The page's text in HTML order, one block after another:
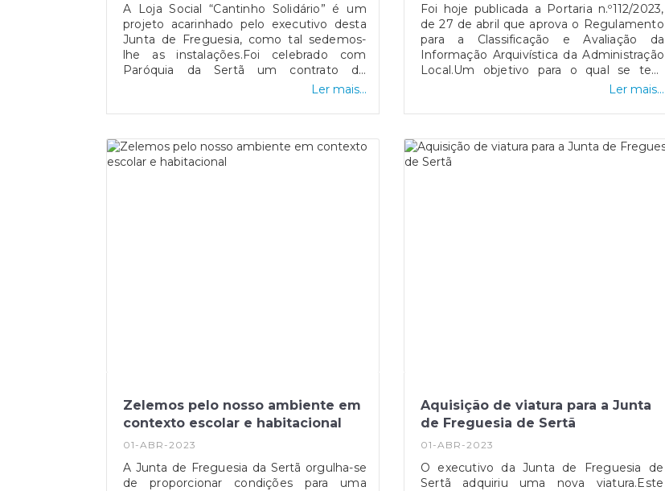
A Loja Social “Cantinho Solidário” é um
projeto acarinhado pelo executivo desta
Junta de Freguesia, como tal sedemos-
lhe as instalações.Foi celebrado com
Paróquia da Sertã um contrato de
cedência, a título gratuito, do rés do chão
necessite, poderá recorrer a este espaço,
disponibilizar roupas e outros
bens.Queremos enaltecer e agradecer o
Ler mais...
Foi hoje publicada a Portaria n.º112/2023,
de 27 de abril que aprova o Regulamento
para a Classificação e Avaliação da
Informação Arquivística da Administração
Local.Um objetivo para o qual se tem
vindo a trabalhar há anos e que
desta Portaria, um instrumento essencial
informação e da documentação nos
Serviços da Administração Local.Fonte:
Ler mais...
Zelemos pelo nosso ambiente em
contexto escolar e habitacional
01-ABR-2023
A Junta de Freguesia da Sertã orgulha-se
de proporcionar condições para uma
Aquisição de viatura para a Junta
de Freguesia de Sertã
01-ABR-2023
O executivo da Junta de Freguesia de
Sertã adquiriu uma nova viatura.Este